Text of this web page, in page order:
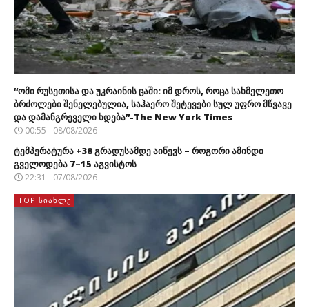
“ომი რუსეთისა და უკრაინის ცაში: იმ დროს, როცა სახმელეთო
ბრძოლები შენელებულია, საჰაერო შეტევები სულ უფრო მწვავე
და დამანგრეველი ხდება”-The New York Times
00:55 - 08/08/2026
ტემპერატურა +38 გრადუსამდე აიწევს – როგორი ამინდი
გველოდება 7–15 აგვისტოს
22:31 - 07/08/2026
TOP ᲡᲘᲐᲮᲚᲔ